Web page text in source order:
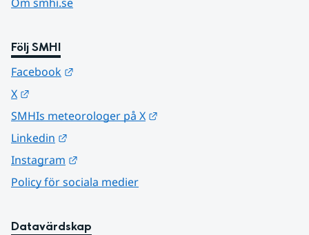
Följ SMHI
Facebook
X
SMHIs meteorologer på X
Linkedin
Instagram
Policy för sociala medier
Datavärdskap